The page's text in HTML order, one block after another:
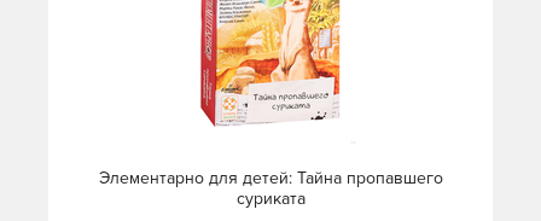
Элементарно для детей: Тайна пропавшего
суриката